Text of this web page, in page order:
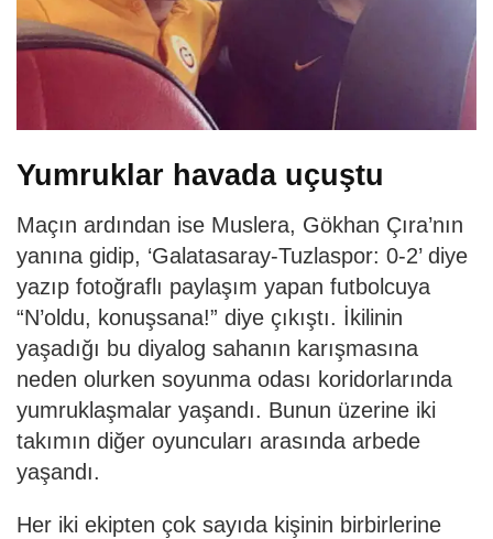
Yumruklar havada uçuştu
Maçın ardından ise Muslera, Gökhan Çıra’nın
yanına gidip, ‘Galatasaray-Tuzlaspor: 0-2’ diye
yazıp fotoğraflı paylaşım yapan futbolcuya
“N’oldu, konuşsana!” diye çıkıştı. İkilinin
yaşadığı bu diyalog sahanın karışmasına
neden olurken soyunma odası koridorlarında
yumruklaşmalar yaşandı. Bunun üzerine iki
takımın diğer oyuncuları arasında arbede
yaşandı.
Her iki ekipten çok sayıda kişinin birbirlerine